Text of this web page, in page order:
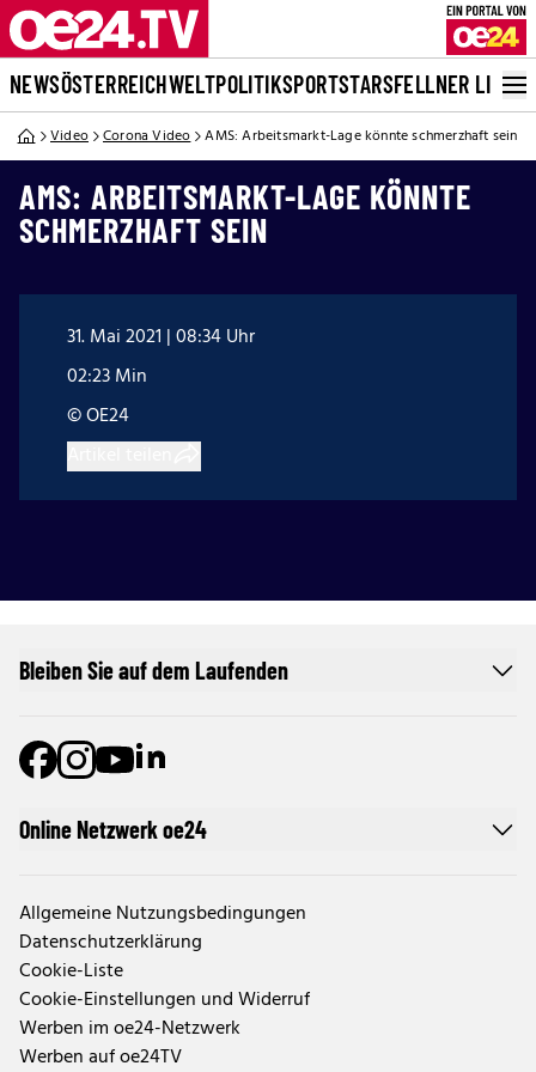
NEWSÖSTERREICHWELTPOLITIKSPORTSTARSFELLNER LIVE
Video Corona Video AMS: Arbeitsmarkt-Lage könnte schmerzhaft sein
AMS: ARBEITSMARKT-LAGE KÖNNTE
SCHMERZHAFT SEIN
31. Mai 2021 | 08:34 Uhr
02:23 Min
© OE24
Online Netzwerk oe24
Allgemeine Nutzungsbedingungen
Datenschutzerklärung
Cookie-Liste
Cookie-Einstellungen und Widerruf
Werben im oe24-Netzwerk
Werben auf oe24TV
Bleiben Sie auf dem Laufenden